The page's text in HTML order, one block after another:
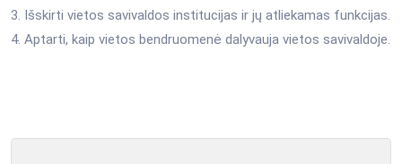
3. Išskirti vietos savivaldos institucijas ir jų atliekamas funkcijas.
4. Aptarti, kaip vietos bendruomenė dalyvauja vietos savivaldoje.